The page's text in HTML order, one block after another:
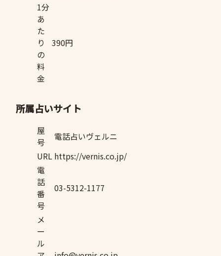
1分
あ
た
り
の
料
金
390円
所属占いサイト
屋
号
電話占いヴェルニ
URL https://vernis.co.jp/
電
話
番
号
03-5312-1177
メ
ー
ル